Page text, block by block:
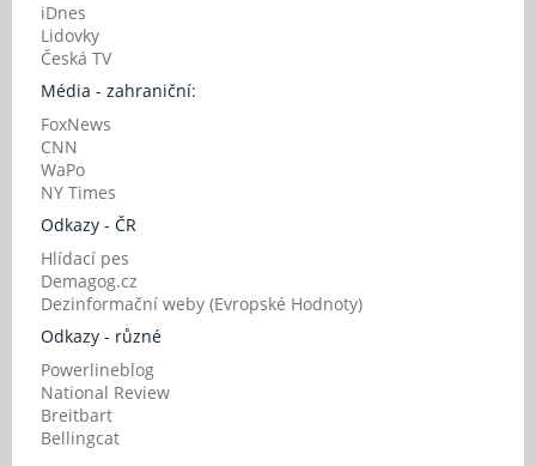
iDnes
Lidovky
Česká TV
Média - zahraniční:
FoxNews
CNN
WaPo
NY Times
Odkazy - ČR
Hlídací pes
Demagog.cz
Dezinformační weby (Evropské Hodnoty)
Odkazy - různé
Powerlineblog
National Review
Breitbart
Bellingcat